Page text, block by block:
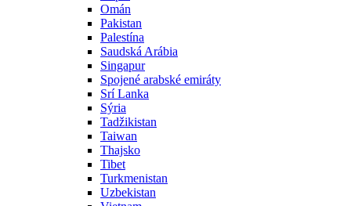
Omán
Pakistan
Palestína
Saudská Arábia
Singapur
Spojené arabské emiráty
Srí Lanka
Sýria
Tadžikistan
Taiwan
Thajsko
Tibet
Turkmenistan
Uzbekistan